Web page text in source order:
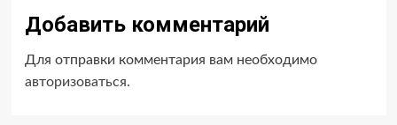
Добавить комментарий
Для отправки комментария вам необходимо
авторизоваться.